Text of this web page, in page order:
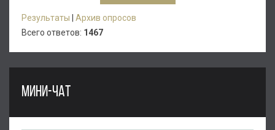
Результаты
Архив опросов
Всего ответов: 1467
МИНИ-ЧАТ